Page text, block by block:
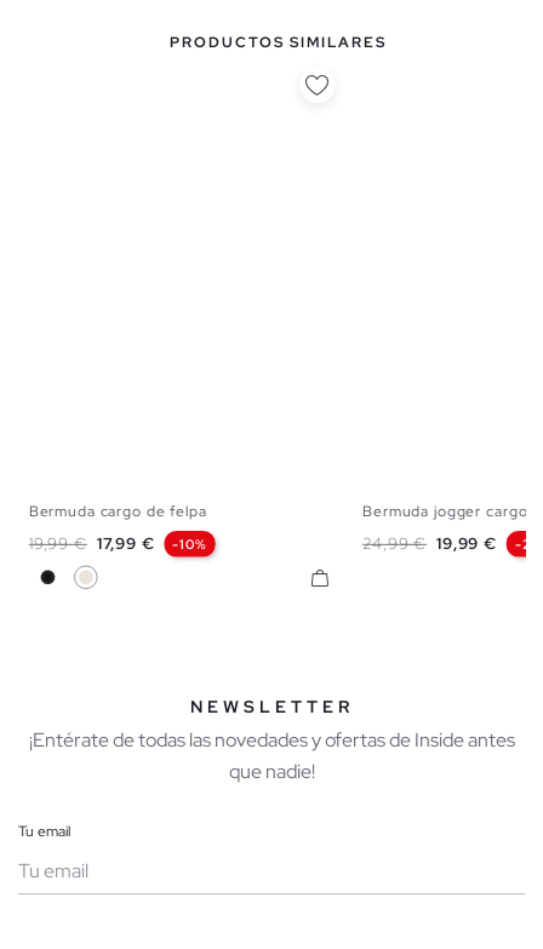
PRODUCTOS SIMILARES
Bermuda cargo de felpa
Precio base
19,99 € Precio
17,99 € -10%
NegroCrudo
S
Bermuda jogger cargo
Precio base
24,99 € Precio
19,99 € -
NEWSLETTER
¡Entérate de todas las novedades y ofertas de Inside antes
que nadie!
Tu email